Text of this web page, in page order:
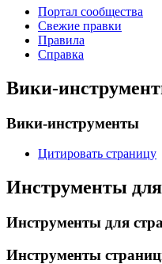
Портал сообщества
Свежие правки
Правила
Справка
Вики-
Вики-инструменты
Цитировать страницу
Инструменты
Инструменты для
Инструменты